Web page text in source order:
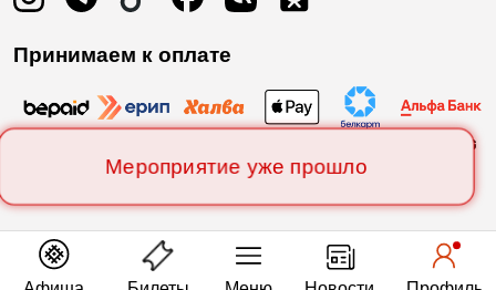
Мероприятие уже прошло
Принимаем к оплате